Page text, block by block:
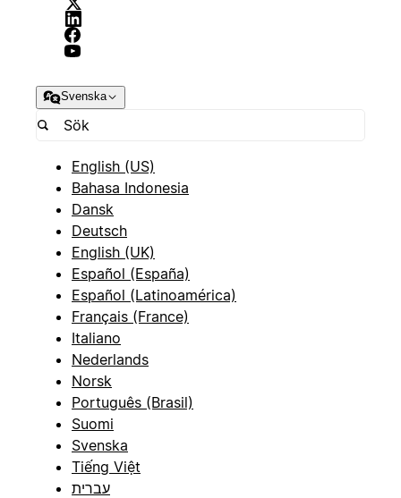
Svenska
English (US)
Bahasa Indonesia
Dansk
Deutsch
English (UK)
Español (España)
Español (Latinoamérica)
Français (France)
Italiano
Nederlands
Norsk
Português (Brasil)
Suomi
Svenska
Tiếng Việt
עברית